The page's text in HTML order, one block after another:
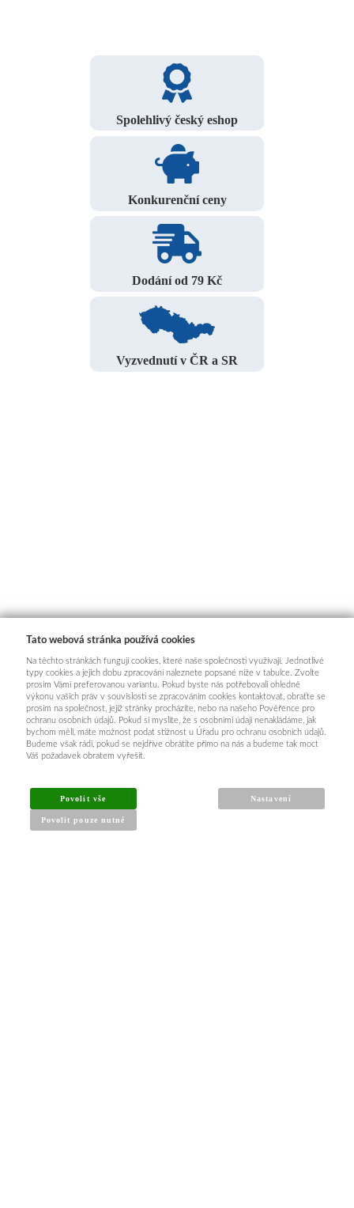
Spolehlivý český eshop
Konkurenční ceny
Dodání od 79 Kč
Vyzvednutí v ČR a SR
Tato webová stránka používá cookies
Na těchto stránkách fungují cookies, které naše společnosti využívají. Jednotlivé
typy cookies a jejich dobu zpracování naleznete popsané níže v tabulce. Zvolte
prosím Vámi preferovanou variantu. Pokud byste nás potřebovali ohledně
výkonu vašich práv v souvislosti se zpracováním cookies kontaktovat, obraťte se
prosím na společnost, jejíž stránky procházíte, nebo na našeho Pověřence pro
ochranu osobních údajů. Pokud si myslíte, že s osobními údaji nenakládáme, jak
bychom měli, máte možnost podat stížnost u Úřadu pro ochranu osobních údajů.
Budeme však rádi, pokud se nejdříve obrátíte přímo na nás a budeme tak moct
Váš požadavek obratem vyřešit.
Povolit vše
Povolit pouze nutné
Nastavení